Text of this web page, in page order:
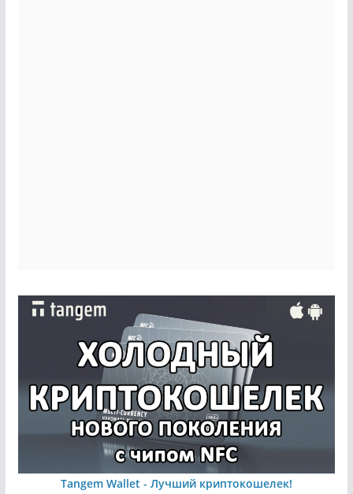
Tangem Wallet - Лучший криптокошелек!